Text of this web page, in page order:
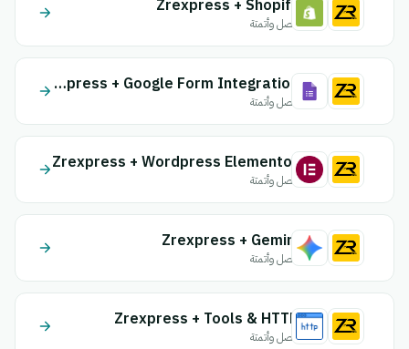
Zrexpress + Shopify
اتصل وأتمتة
Zrexpress + Google Form Integration
اتصل وأتمتة
Zrexpress + Wordpress Elementor
اتصل وأتمتة
Zrexpress + Gemini
اتصل وأتمتة
Zrexpress + Tools & HTTP
اتصل وأتمتة